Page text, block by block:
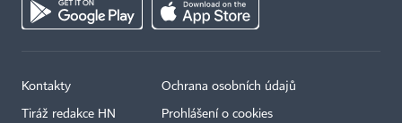
Kontakty
Tiráž redakce HN
Ochrana osobních údajů
Prohlášení o cookies